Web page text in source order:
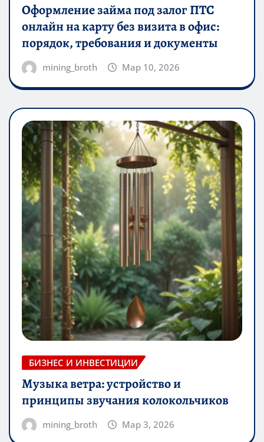
Оформление займа под залог ПТС
онлайн на карту без визита в офис:
порядок, требования и документы
mining_broth Мар 10, 2026
БИЗНЕС И ИНВЕСТИЦИИ
Музыка ветра: устройство и
принципы звучания колокольчиков
mining_broth Мар 3, 2026